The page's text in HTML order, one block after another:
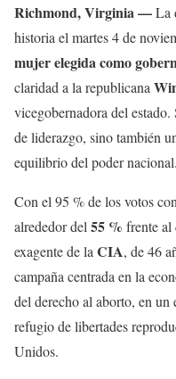
Richmond, Virginia —La
historia el martes 4 de
mujer elegida como
claridad a la republicana
vicegobernadora del
de liderazgo, sino también
equilibrio del poder nacional.
Con el 95 % de los votos
alrededor del 55 % frente al
exagente de la CIA, de 46
campaña centrada en la
del derecho al aborto, en un
refugio de libertades
Unidos.